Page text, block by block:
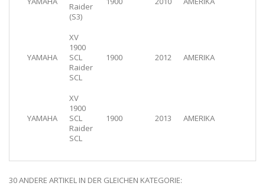
Raider
(S3)
YAMAHA
XV
1900
SCL
Raider
SCL
1900 2012 AMERIKA
YAMAHA
XV
1900
SCL
Raider
SCL
1900 2013 AMERIKA
30 ANDERE ARTIKEL IN DER GLEICHEN KATEGORIE: